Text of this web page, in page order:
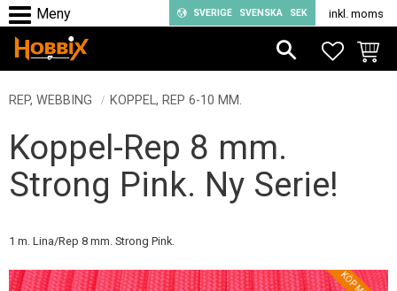
Meny
SVERIGE SVENSKA SEK inkl. moms
REP, WEBBING KOPPEL, REP 6-10 MM.
Koppel-Rep 8 mm.
Strong Pink. Ny Serie!
1 m. Lina/Rep 8 mm. Strong Pink.